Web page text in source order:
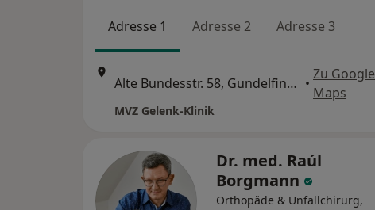
Adresse 1 Adresse 2 Adresse 3
Alte Bundesstr. 58, Gundelfingen •
Zu Google
Maps
MVZ Gelenk-Klinik
Dr. med. Raúl
Borgmann
Orthopäde & Unfallchirurg,